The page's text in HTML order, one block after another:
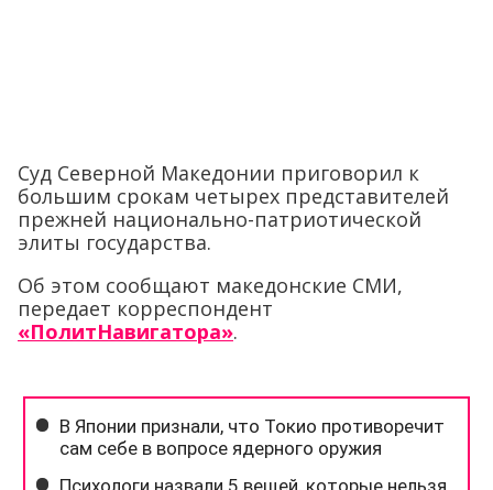
Суд Северной Македонии приговорил к
большим срокам четырех представителей
прежней национально-патриотической
элиты государства.
Об этом сообщают македонские СМИ,
передает корреспондент
«ПолитНавигатора».